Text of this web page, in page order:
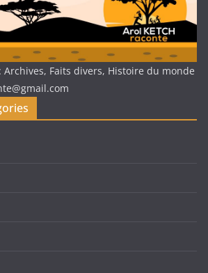
Archives, Faits divers, Histoire du monde